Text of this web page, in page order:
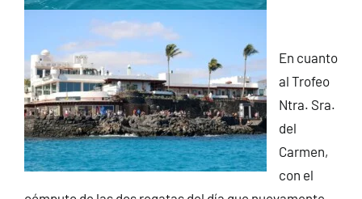
En cuanto
al Trofeo
Ntra. Sra.
del
Carmen,
con el